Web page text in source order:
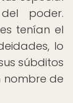
poder.
tenían el
lo
súbditos
nombre de